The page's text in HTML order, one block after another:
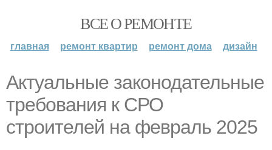
ВСЕ О РЕМОНТЕ
главная ремонт квартир ремонт дома дизайн
Актуальные законодательные
требования к СРО
строителей на февраль 2025